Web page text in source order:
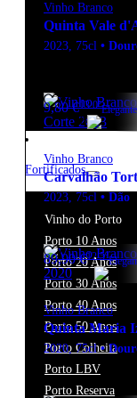
Fortificados
Vinho do Porto
Porto 10 Anos
Porto 20 Anos
Porto 30 Anos
Porto 40 Anos
Porto 50 Anos
Porto Colheita
Porto LBV
Porto Reserva
Vinho Branco
Quinta Vale
2023, 75cl •
9,80€13.0º
Vinho Branco
Carvalhão
2023, 75cl • Dão
89,90€12.5º
Vinho Branco
Quinta Maria
2020, 75cl•